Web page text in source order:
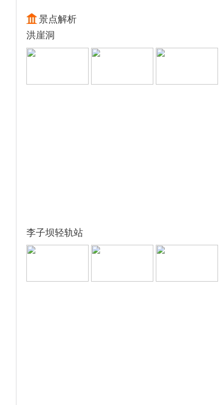
号，以防走失时可以联系。
际船上当天介绍为准，自愿选择，与船上签字
确认。如需发票请自行问船上开据。
都”、“中国神曲之乡”“鬼国京都”，“鬼城走一
走，活过九十九”，位于重庆市下游丰都县的
长江北岸，因有哼哈祠、天子殿、奈河桥、黄
泉路、望乡台、药王殿等多座表现阴曹地府的
景点解析
洪崖洞
李子坝轻轨站